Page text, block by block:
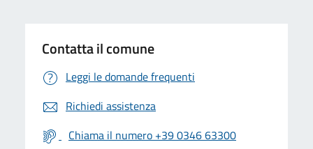
Contatta il comune
Leggi le domande frequenti
Richiedi assistenza
Chiama il numero +39 0346 63300